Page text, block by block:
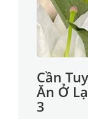
Cần
Ăn Ở
3